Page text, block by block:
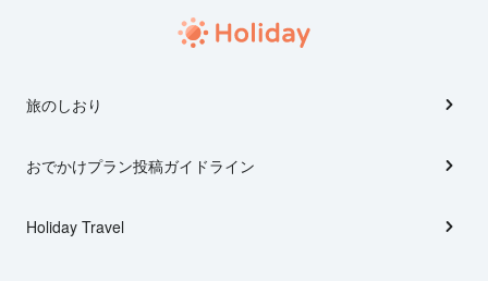
旅のしおり
おでかけプラン投稿ガイドライン
Holiday Travel